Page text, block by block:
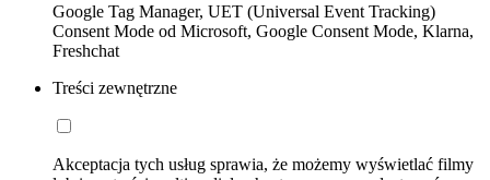
Google Tag Manager, UET (Universal Event Tracking)
Consent Mode od Microsoft, Google Consent Mode, Klarna,
Freshchat
Treści zewnętrzne
Akceptacja tych usług sprawia, że możemy wyświetlać filmy